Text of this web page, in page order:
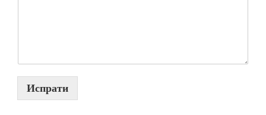
Испрати